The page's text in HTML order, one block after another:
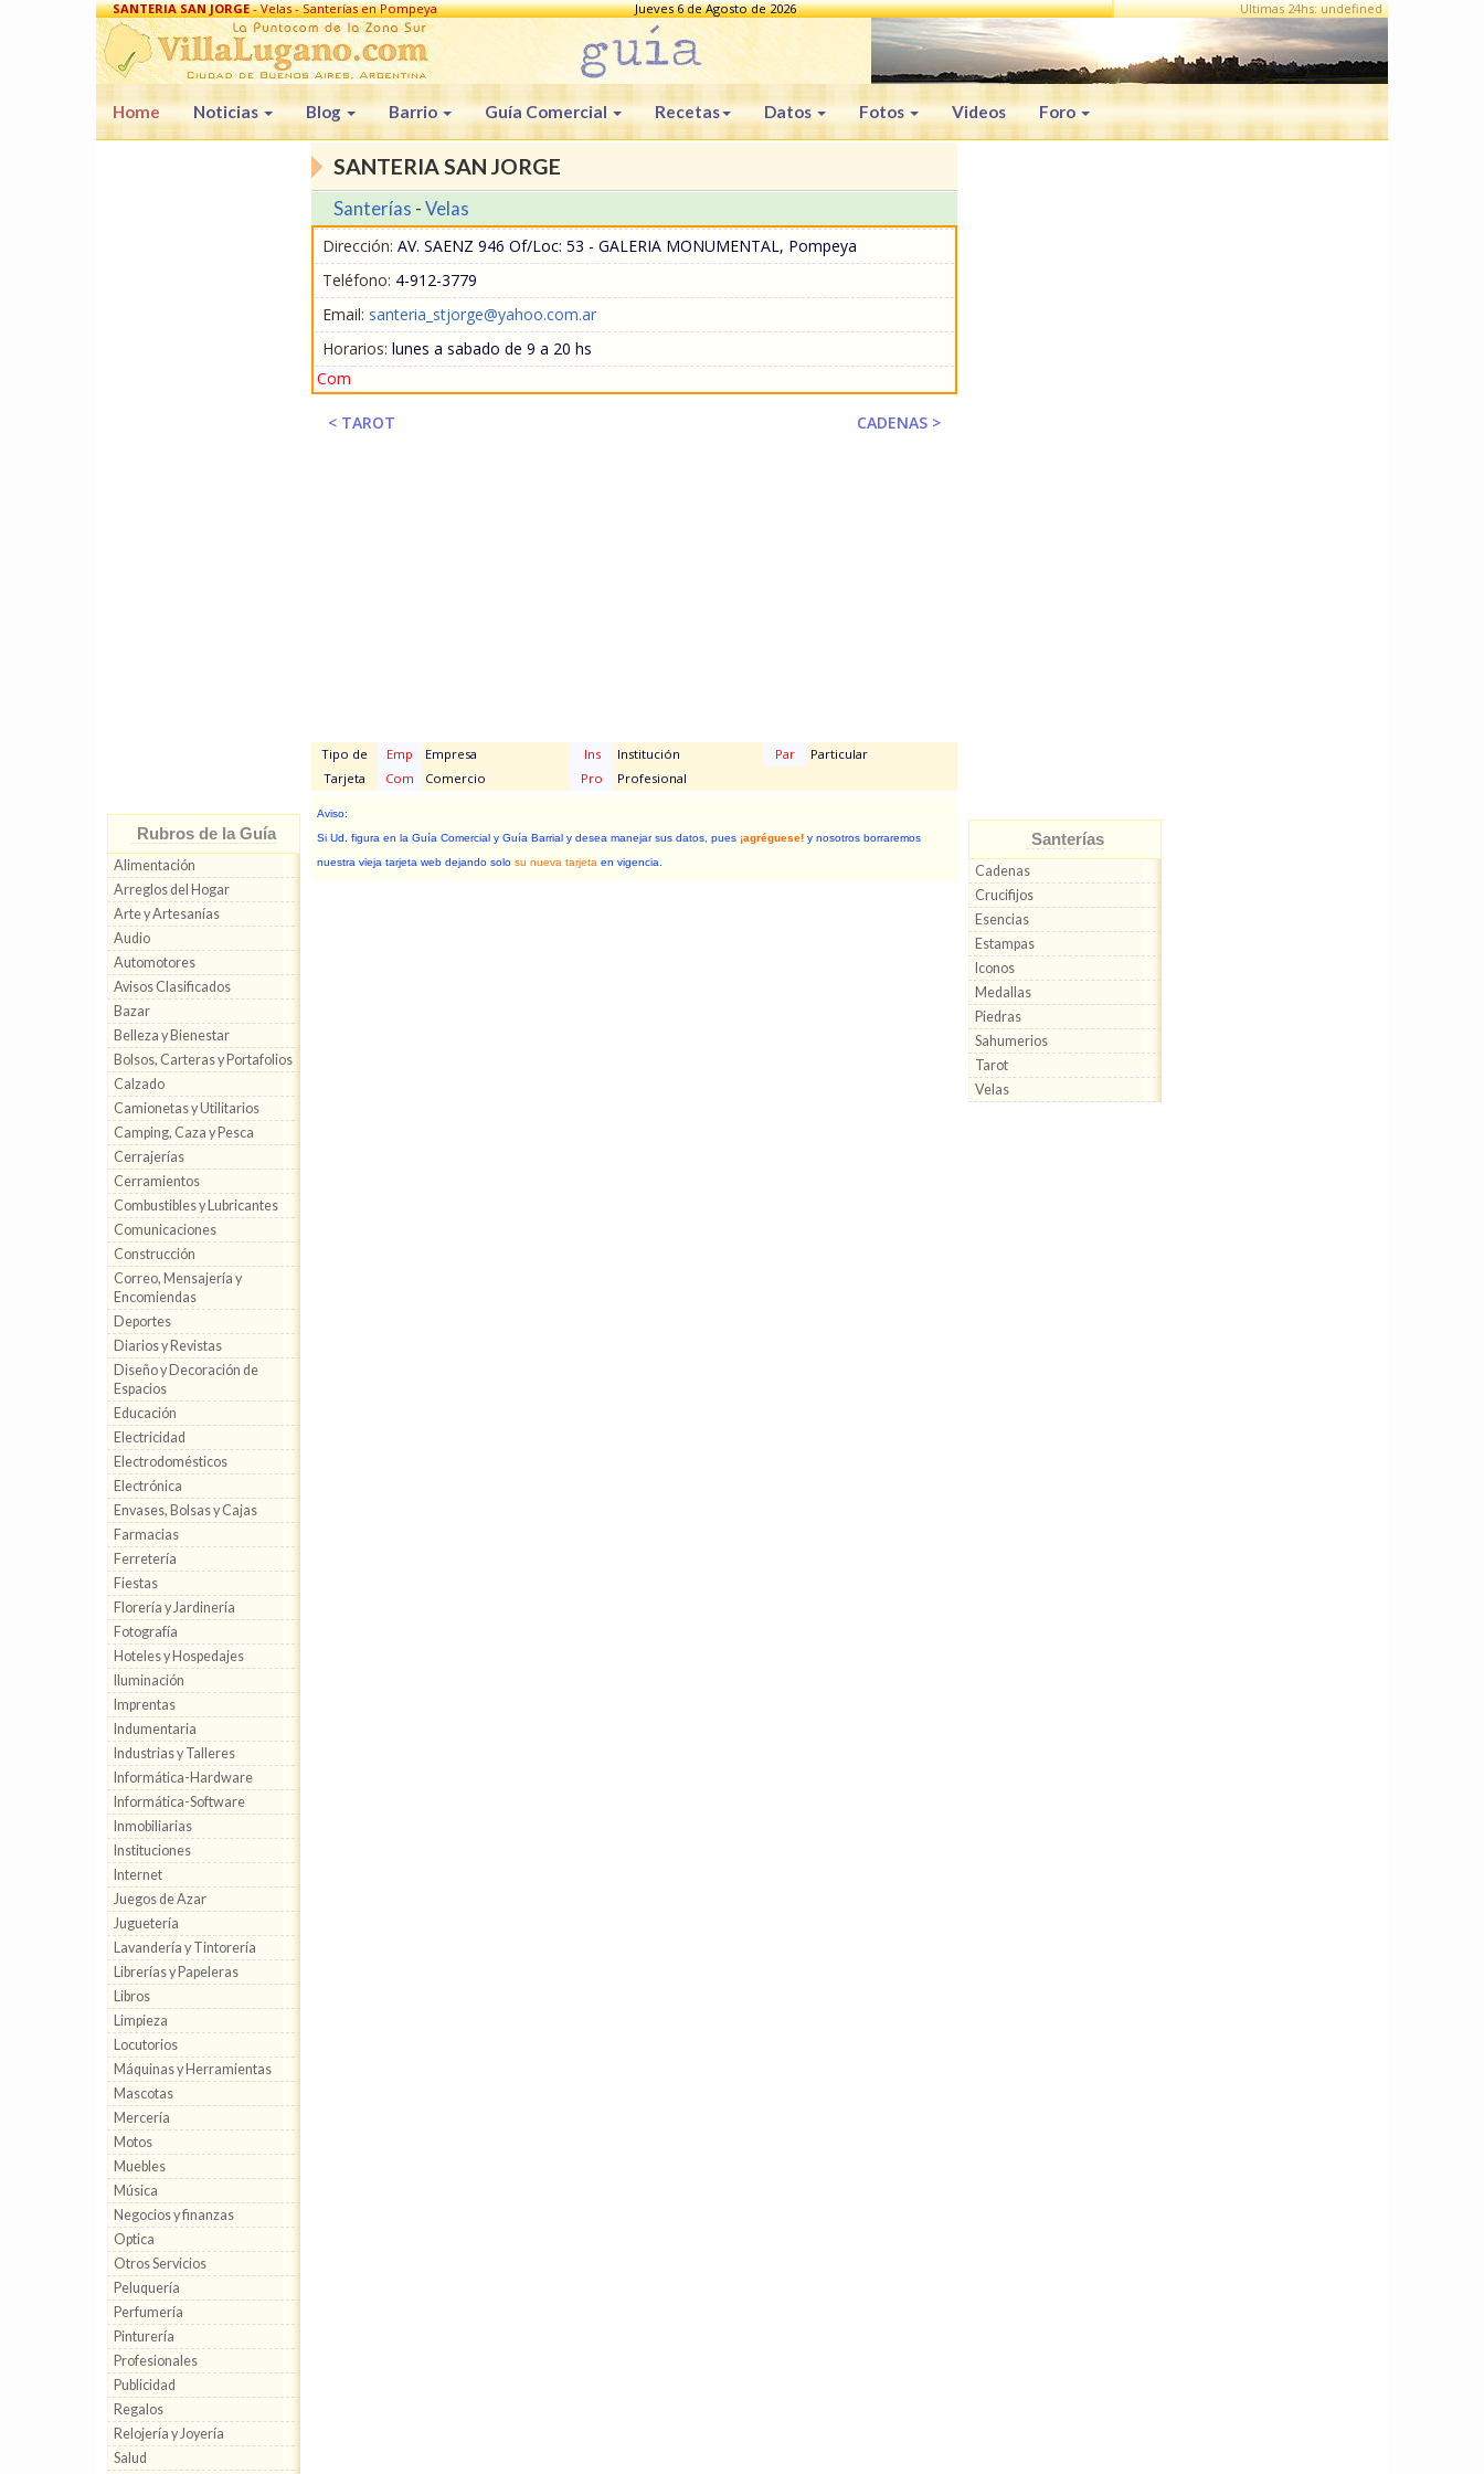
SANTERIA SAN JORGE- Velas - Santerías en Pompeya Jueves 6 de Agosto de 2026 Ultimas 24hs: undefined
Home Noticias Blog Barrio Guía Comercial Recetas Datos Fotos Videos Foro
Rubros de la Guía
Alimentación
Arreglos del Hogar
Arte y Artesanías
Audio
Automotores
Avisos Clasificados
Bazar
Belleza y Bienestar
Bolsos, Carteras y Portafolios
Calzado
Camionetas y Utilitarios
Camping, Caza y Pesca
Cerrajerías
Cerramientos
Combustibles y Lubricantes
Comunicaciones
Construcción
Correo, Mensajería y
Encomiendas
Deportes
Diarios y Revistas
Diseño y Decoración de
Espacios
Educación
Electricidad
Electrodomésticos
Electrónica
Envases, Bolsas y Cajas
Farmacias
Ferretería
Fiestas
Florería y Jardinería
Fotografía
Hoteles y Hospedajes
Iluminación
Imprentas
Indumentaria
Industrias y Talleres
Informática-Hardware
Informática-Software
Inmobiliarias
Instituciones
Internet
Juegos de Azar
Juguetería
Lavandería y Tintorería
Librerías y Papeleras
Libros
Limpieza
Locutorios
Máquinas y Herramientas
Mascotas
Mercería
Motos
Muebles
Música
Negocios y finanzas
Optica
Otros Servicios
Peluquería
Perfumería
Pinturería
Profesionales
Publicidad
Regalos
Relojería y Joyería
Salud
SANTERIA SAN JORGE
Santerías -Velas
Dirección: AV. SAENZ 946 Of/Loc: 53 - GALERIA MONUMENTAL, Pompeya
Teléfono: 4-912-3779
Email: santeria_stjorge@yahoo.com.ar
Horarios: lunes a sabado de 9 a 20 hs
Com
< TAROT CADENAS >
Tipo de
Tarjeta
Emp Empresa Ins Institución Par
Particular
Com
Comercio Pro Profesional
Aviso:
Si Ud. figura en la Guía Comercial y Guía Barrial y desea manejar sus datos, pues ¡agréguese! y nosotros borraremos
nuestra vieja tarjeta web dejando solo su nueva tarjeta en vigencia.
Santerías
Cadenas
Crucifijos
Esencias
Estampas
Iconos
Medallas
Piedras
Sahumerios
Tarot
Velas